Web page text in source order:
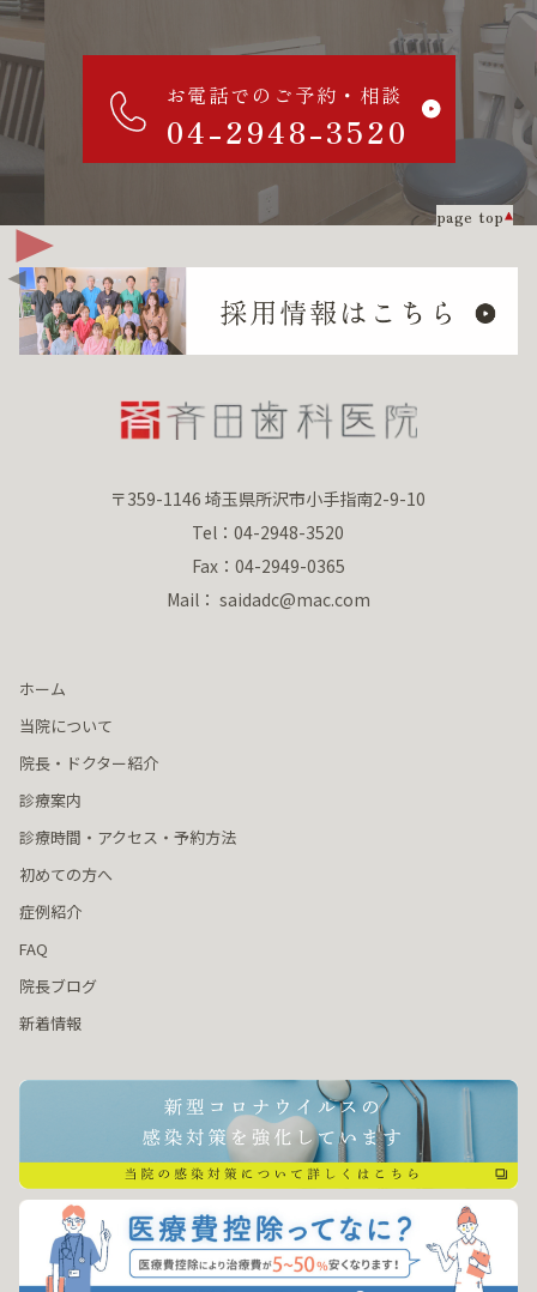
お電話でのご予約・相談
04-2948-3520
page top
〒359-1146 埼玉県所沢市小手指南2-9-10
Tel：04-2948-3520
Fax：04-2949-0365
Mail： saidadc@mac.com
ホーム
当院について
院長・ドクター紹介
診療案内
診療時間・アクセス・予約方法
初めての方へ
症例紹介
FAQ
院長ブログ
新着情報